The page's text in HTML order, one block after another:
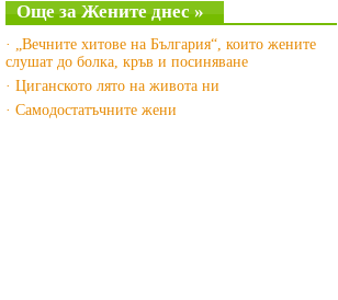
Още за Жените днес »
· „Вечните хитове на България“, които жените
слушат до болка, кръв и посиняване
· Циганското лято на живота ни
· Самодостатъчните жени